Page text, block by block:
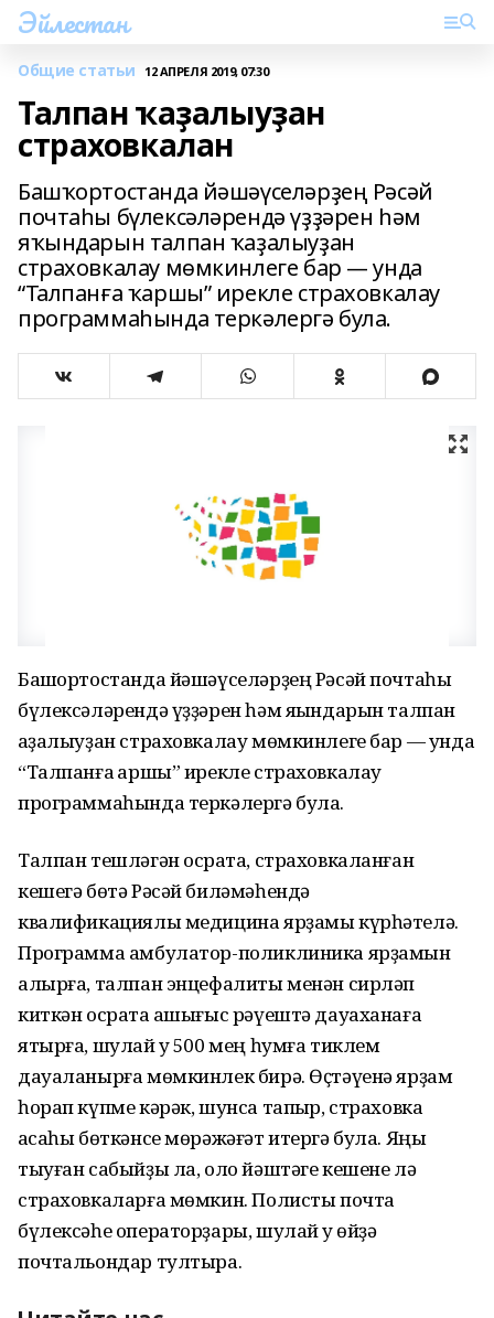
Эйлестан
Общие статьи 12 АПРЕЛЯ 2019, 07:30
Талпан ҡаҙалыуҙан
страховкалан
Башҡортостанда йәшәүселәрҙең Рәсәй
почтаһы бүлексәләрендә үҙҙәрен һәм
яҡындарын талпан ҡаҙалыуҙан
страховкалау мөмкинлеге бар — унда
“Талпанға ҡаршы” ирекле страховкалау
программаһында теркәлергә була.
Башҡортостанда йәшәүселәрҙең Рәсәй почтаһы
бүлексәләрендә үҙҙәрен һәм яҡындарын талпан
ҡаҙалыуҙан страховкалау мөмкинлеге бар — унда
“Талпанға ҡаршы” ирекле страховкалау
программаһында теркәлергә була.
Талпан тешләгән осраҡта, страховкаланған
кешегә бөтә Рәсәй биләмәһендә
квалификациялы медицина ярҙамы күрһәтелә.
Программа амбулатор-поликлиника ярҙамын
алырға, талпан энцефалиты менән сирләп
киткән осраҡта ашығыс рәүештә дауаханаға
ятырға, шулай уҡ 500 мең һумға тиклем
дауаланырға мөмкинлек бирә. Өҫтәүенә ярҙам
һорап күпме кәрәк, шунса тапҡыр, страховка
аҡсаһы бөткәнсе мөрәжәғәт итергә була. Яңы
тыуған сабыйҙы ла, оло йәштәге кешене лә
страховкаларға мөмкин. Полисты почта
бүлексәһе операторҙары, шулай уҡ өйҙә
почтальондар тултыра.